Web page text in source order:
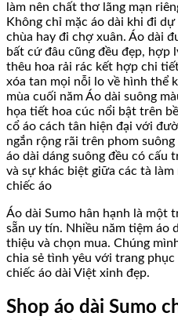
làm nên chất thơ lãng mạn
Không chỉ mặc áo dài khi đi
chùa hay đi chợ xuân. Áo dài
bất cứ đâu cũng đều đẹp, hợp
thêu hoa rải rác kết hợp chi
xóa tan mọi nỗi lo về hình thể
mùa cuối năm Áo dài suông
họa tiết hoa cúc nổi bật trên
cổ áo cách tân hiện đại với
ngắn rộng rãi trên phom
áo dài dáng suông đều có cấu
và sự khác biệt giữa các tà
chiếc áo
Áo dài Sumo hân hạnh là một
sẵn uy tín. Nhiều năm tiệm áo
thiệu và chọn mua. Chúng
chia sẻ tình yêu với trang
chiếc áo dài Việt xinh đẹp.
Shop áo dài Sumo